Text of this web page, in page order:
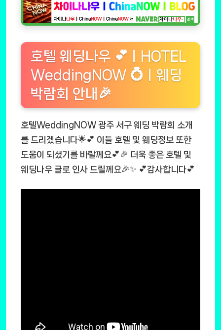
호텔 웨딩나우 💕ㅣHOTEL
WeddingNOW 💍ㅣ웨딩
박람회 안내🎉
호텔WeddingNOW 광주 서구 웨딩 박람회 소개
를 드리겠습니다🌟💕 이들 호텔 및 웨딩정보 또한
도움이 되셨기를 바랄께요💕🎉 더욱 좋은 호텔 및
웨딩나우 글로 인사 드릴께요🎉✨ 💕감사합니다💕